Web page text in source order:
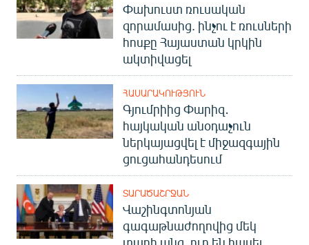
Փախուստ ռուսական
զորամասից. ինչու է ռուսների
հոսքը Հայաստան կրկին
ակտիվացել
ՀԱՍԱՐԱԿՈՒԹՅՈՒՆ
Գյումրիից Փարիզ․
հայկական անօդաչուն
ներկայացվել է միջազգային
ցուցահանդեսում
ՏԱՐԱԾԱՇՐՋԱՆ
Վաշինգտոնյան
գագաթնաժողովից մեկ